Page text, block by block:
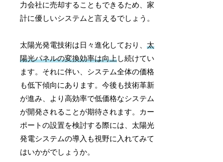
力会社に売却することもできるため、家
計に優しいシステムと言えるでしょう。
太陽光発電技術は日々進化しており、太
陽光パネルの変換効率は向上し続けてい
ます。それに伴い、システム全体の価格
も低下傾向にあります。今後も技術革新
が進み、より高効率で低価格なシステム
が開発されることが期待されます。カー
ポートの設置を検討する際には、太陽光
発電システムの導入も視野に入れてみて
はいかがでしょうか。